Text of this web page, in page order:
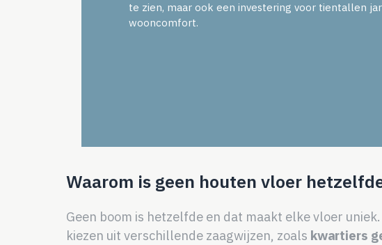
te zien, maar ook een investering voor tientallen
wooncomfort.
Waarom is geen houten vloer
Geen boom is hetzelfde en dat maakt elke vloer
kiezen uit verschillende zaagwijzen, zoals kwartiers